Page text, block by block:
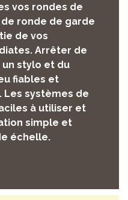
vos rondes de
ronde de garde
de vos
Arrêter de
stylo et du
fiables et
Les systèmes de
à utiliser et
simple et
échelle.